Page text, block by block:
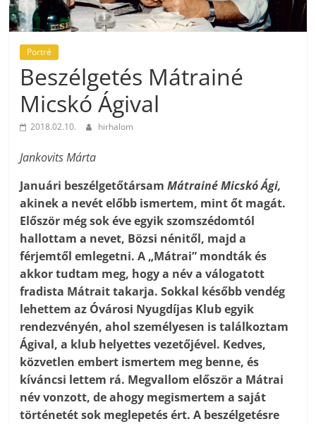
Portré
Beszélgetés Mátrainé
Micskó Ágival
2018.02.10. hirhalom
Jankovits Márta
Januári beszélgetőtársamMátrainé Micskó Ági,
akinek a nevét előbb ismertem, mint őt magát.
Először még sok éve egyik szomszédomtól
hallottam a nevet, Bözsi nénitől, majd a
férjemtől emlegetni. A „Mátrai” mondták és
akkor tudtam meg, hogy a név a válogatott
fradista Mátrait takarja. Sokkal később vendég
lehettem az Óvárosi Nyugdíjas Klub egyik
rendezvényén, ahol személyesen is találkoztam
Ágival, a klub helyettes vezetőjével. Kedves,
közvetlen embert ismertem meg benne, és
kíváncsi lettem rá. Megvallom először a Mátrai
név vonzott, de ahogy megismertem a saját
történetét sok meglepetés ért. A beszélgetésre